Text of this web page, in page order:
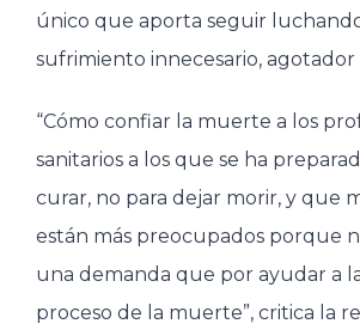
único que aporta seguir
sufrimiento innecesario, agotador
“Cómo confiar la muerte a los
sanitarios a los que se ha
curar, no para dejar morir, y que
están más preocupados porque
una demanda que por ayudar a
proceso de la muerte”, critica la